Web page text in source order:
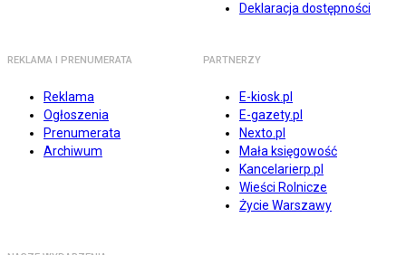
Deklaracja dostępności
REKLAMA I PRENUMERATA
Reklama
Ogłoszenia
Prenumerata
Archiwum
PARTNERZY
E-kiosk.pl
E-gazety.pl
Nexto.pl
Mała księgowość
Kancelarierp.pl
Wieści Rolnicze
Życie Warszawy